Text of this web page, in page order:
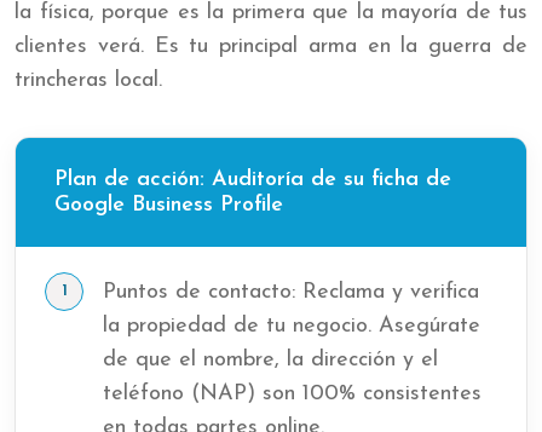
la física, porque es la primera que la mayoría de tus
clientes verá. Es tu principal arma en la guerra de
trincheras local.
Plan de acción: Auditoría de su ficha de
Google Business Profile
Puntos de contacto: Reclama y verifica
la propiedad de tu negocio. Asegúrate
de que el nombre, la dirección y el
teléfono (NAP) son 100% consistentes